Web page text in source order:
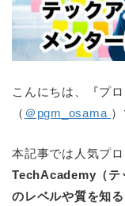
こんにちは、『プ
（ ＠pgm_osama ）
本記事では人気プ
TechAcademy（テ
のレベルや質を知